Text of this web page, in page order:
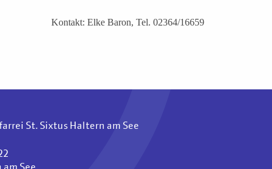
Kontakt: Elke Baron, Tel. 02364/16659
St. Sixtus Haltern am See